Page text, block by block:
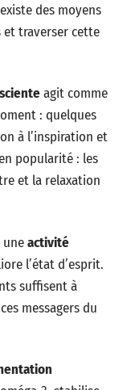
des moyens
et traverser cette
agit comme
: quelques
à l’inspiration et
popularité : les
et la relaxation
uneactivité
l’état d’esprit.
suffisent à
messagers du